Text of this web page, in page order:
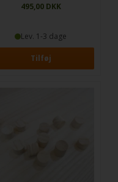
495,00DKK
Lev. 1-3 dage